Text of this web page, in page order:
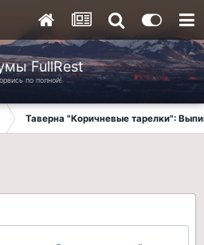
FullRest
по полной!
Таверна "Коричневые тарелки":